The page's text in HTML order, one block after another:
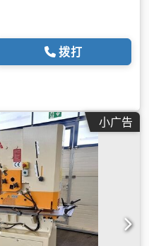
拨打
小广告